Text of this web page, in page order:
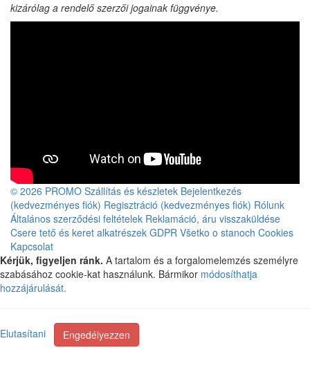
kizárólag a rendelő szerzői jogainak függvénye.
© 2026 PROMO Szállítás és készletek Bejelentkezés
(kedvezményes fiók) Regisztráció (kedvezményes fiók) Rólunk
Általános szerződési feltételek Reklamáció, áru visszaküldése
Csere tető és keret alkatrészek GDPR Všetko o stanoch Cookies
Kapcsolat
Kérjük, figyeljen ránk. A tartalom és a forgalomelemzés személyre
szabásához cookie-kat használunk. Bármikor módosíthatja
hozzájárulását.
Elutasítani Engedélyezzen